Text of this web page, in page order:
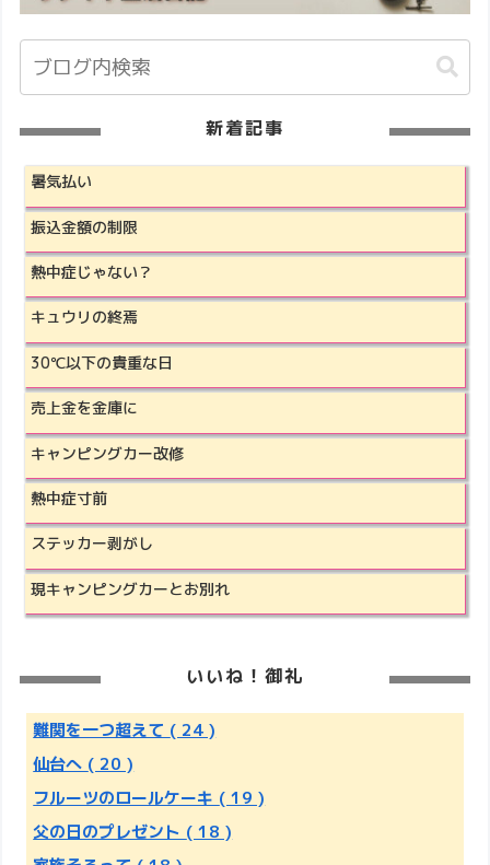
新着記事
暑気払い
振込金額の制限
熱中症じゃない？
キュウリの終焉
30℃以下の貴重な日
売上金を金庫に
キャンピングカー改修
熱中症寸前
ステッカー剥がし
現キャンピングカーとお別れ
いいね！御礼
難関を一つ超えて ( 24 )
仙台へ ( 20 )
フルーツのロールケーキ ( 19 )
父の日のプレゼント ( 18 )